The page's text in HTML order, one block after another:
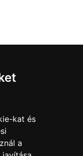
kat és
a
úgy válassza
a vásárolt
költségét.
rendelés esetén
költséget az Ön által
úgy a
terméket
való
helytakarékos